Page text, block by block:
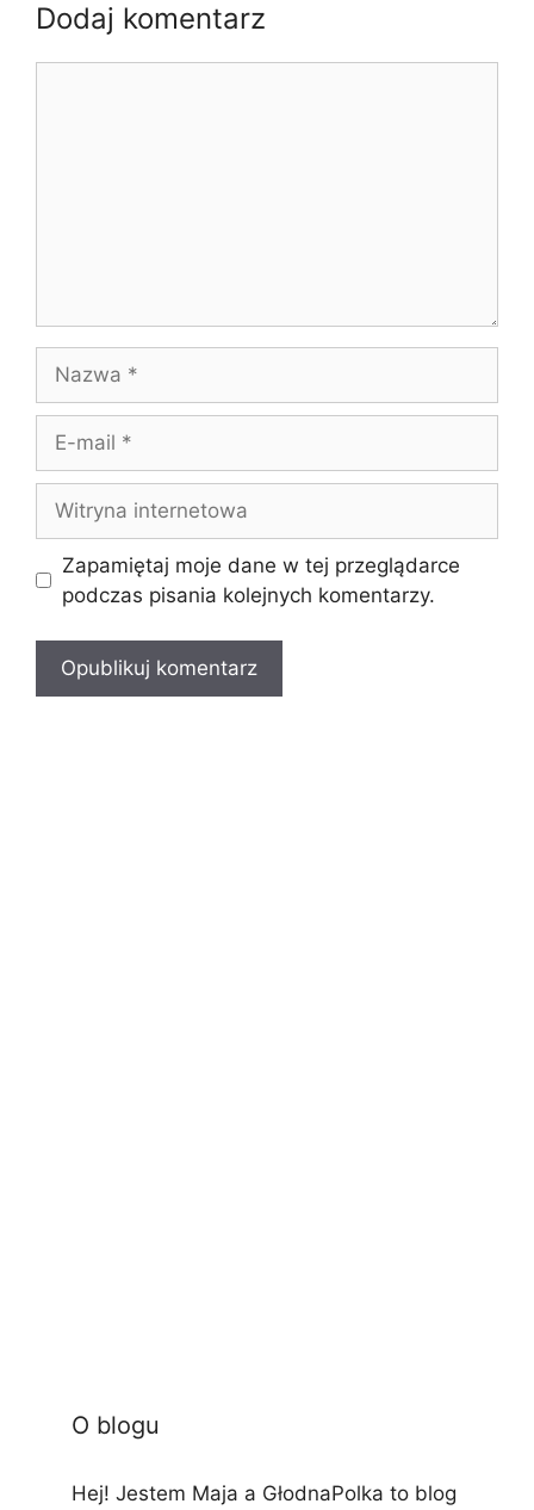
Dodaj komentarz
mail
internetowa
Zapamiętaj moje dane w tej przeglądarce
podczas pisania kolejnych komentarzy.
O blogu
Hej! Jestem Maja a GłodnaPolka to blog